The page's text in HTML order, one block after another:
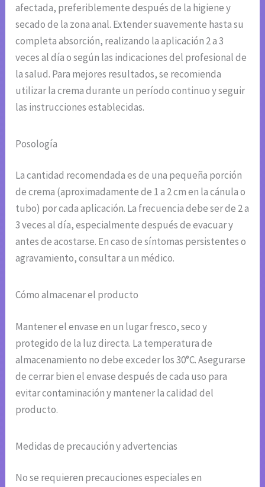
afectada, preferiblemente después de la higiene y
secado de la zona anal. Extender suavemente hasta su
completa absorción, realizando la aplicación 2 a 3
veces al día o según las indicaciones del profesional de
la salud. Para mejores resultados, se recomienda
utilizar la crema durante un período continuo y seguir
las instrucciones establecidas.
Posología
La cantidad recomendada es de una pequeña porción
de crema (aproximadamente de 1 a 2 cm en la cánula o
tubo) por cada aplicación. La frecuencia debe ser de 2 a
3 veces al día, especialmente después de evacuar y
antes de acostarse. En caso de síntomas persistentes o
agravamiento, consultar a un médico.
Cómo almacenar el producto
Mantener el envase en un lugar fresco, seco y
protegido de la luz directa. La temperatura de
almacenamiento no debe exceder los 30°C. Asegurarse
de cerrar bien el envase después de cada uso para
evitar contaminación y mantener la calidad del
producto.
Medidas de precaución y advertencias
No se requieren precauciones especiales en